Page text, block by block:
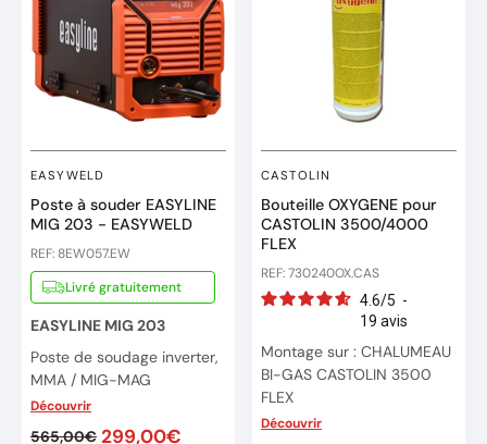
EASYWELD
Poste à souder EASYLINE
MIG 203 - EASYWELD
REF: 8EW057.EW
Livré gratuitement
EASYLINE MIG 203
Poste de soudage inverter,
MMA / MIG-MAG
Utilisation facile pour
l'Aluminium, l'Acier, fil fourré
Découvrir
565,00€ 299,00€
CASTOLIN
Bouteille OXYGENE pour
CASTOLIN 3500/4000
FLEX
REF: 730240OX.CAS
4.6/5 -
19 avis
Montage sur : CHALUMEAU
BI-GAS CASTOLIN 3500
FLEX
Ref : 730240 OX
Découvrir